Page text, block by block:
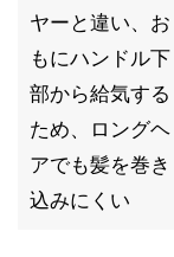
ヤーと違い、お
もにハンドル下
部から給気する
ため、ロングヘ
アでも髪を巻き
込みにくい